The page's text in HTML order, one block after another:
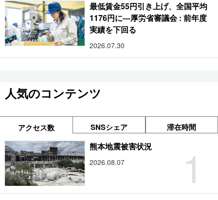
最低賃金55円引き上げ、全国平均
1176円に―厚労省審議会 : 前年度
実績を下回る
2026.07.30
人気のコンテンツ
アクセス数 SNSシェア 滞在時間
1
熊本地震被害状況
2026.08.07